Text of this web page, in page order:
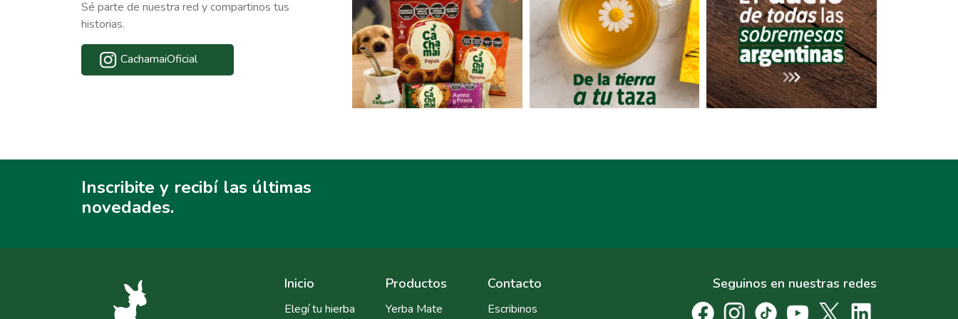
Sé parte de nuestra red y compartinos tus
historias.
CachamaiOficial
Inscribite y recibí las últimas
novedades.
Inicio
Elegí tu hierba
Productos
Yerba Mate
Contacto
Escribinos
Seguinos en nuestras redes